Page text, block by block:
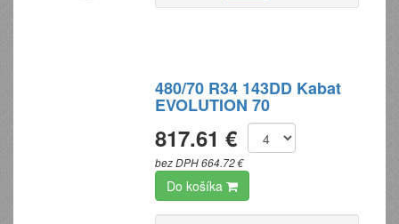
480/70 R34 143DD Kabat
EVOLUTION 70
817.61 €
bez DPH 664.72 €
Do košíka